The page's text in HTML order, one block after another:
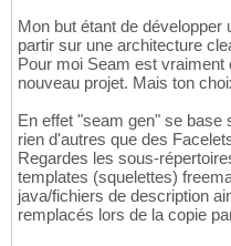
Mon but étant de développer
partir sur une architecture
Pour moi Seam est
nouveau projet. Mais ton
En effet "seam gen" se
rien d'autres que des
Regardes les sous-
templates (squelettes)
java/fichiers de description
remplacés lors de la copie